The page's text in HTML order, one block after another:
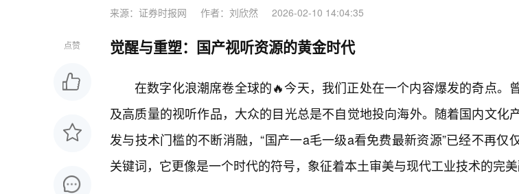
来源：证券时报网 作者：刘欣然 2026-02-10 14:04:35
点赞 觉醒与重塑：国产视听资源的黄金时代
在数字化浪潮席卷全球的🔥今天，我们正处在一个内容爆发的奇点。
及高质量的视听作品，大众的目光总是不自觉地投向海外。随着国内文化
发与技术门槛的不断消融，“国产一a毛一级a看免费最新资源”已经不再仅
关键词，它更像是一个时代的符号，象征着本土审美与现代工业技术的完美